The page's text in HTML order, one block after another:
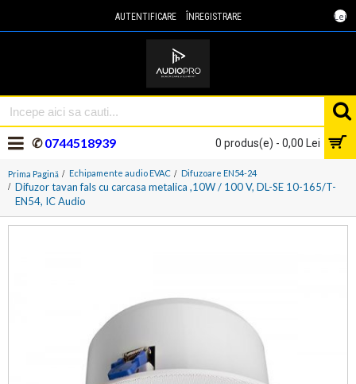
Lei
AUTENTIFICARE ÎNREGISTRARE
0 produs(e) - 0,00 Lei
✆0744518939
Prima Pagină Echipamente audio EVAC Difuzoare EN54-24
Difuzor tavan fals cu carcasa metalica ,10W / 100 V, DL-SE 10-165/T-
EN54, IC Audio